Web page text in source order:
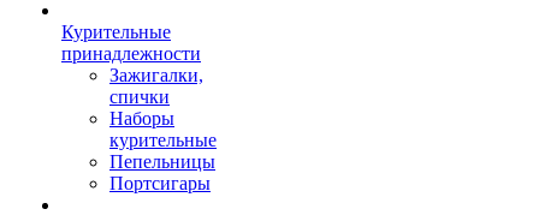
Курительные
принадлежности
Зажигалки,
спички
Наборы
курительные
Пепельницы
Портсигары